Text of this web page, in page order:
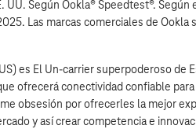
UU. Según Ookla® Speedtest®.
Las marcas comerciales de
es El Un-carrier superpoderoso de
ofrecerá conectividad confiable
obsesión por ofrecerles la mejor
y así crear competencia e